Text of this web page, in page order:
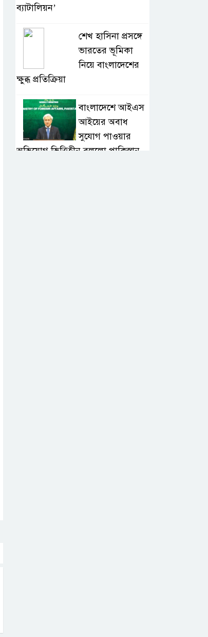
ব্যাটালিয়ন’
শেখ হাসিনা প্রসঙ্গে
ভারতের ভূমিকা
নিয়ে বাংলাদেশের
ক্ষুব্ধ প্রতিক্রিয়া
বাংলাদেশে আইএস
আইয়ের অবাধ
সুযোগ পাওয়ার
অভিযোগ ভিত্তিহীন বললো পাকিস্তান